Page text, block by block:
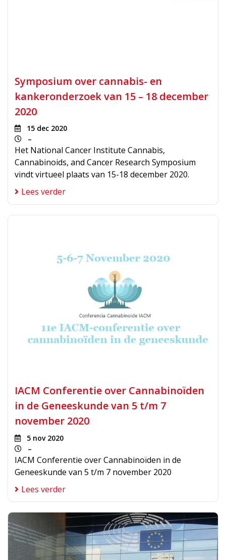
Symposium over cannabis- en
kankeronderzoek van 15 – 18 december
2020
15 dec 2020
–
Het National Cancer Institute Cannabis,
Cannabinoids, and Cancer Research Symposium
vindt virtueel plaats van 15-18 december 2020.
Lees verder
IACM Conferentie over Cannabinoïden
in de Geneeskunde van 5 t/m 7
november 2020
5 nov 2020
–
IACM Conferentie over Cannabinoïden in de
Geneeskunde van 5 t/m 7 november 2020
Lees verder